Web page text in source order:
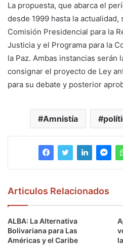
La propuesta, que abarca el
desde 1999 hasta la actualidad,
Comisión Presidencial para la
Justicia y el Programa para la
la Paz. Ambas instancias serán
consignar el proyecto de Ley
para su debate y posterior
Amnistía
Articulos Relacionados
ALBA: La Alternativa
Bolivariana para Las
Américas y el Caribe